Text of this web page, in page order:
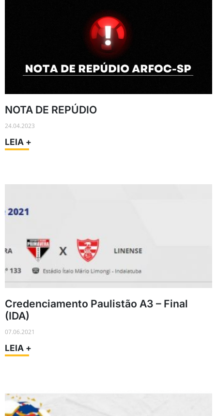
NOTA DE REPÚDIO
24.04.2023
LEIA +
Credenciamento Paulistão A3 – Final
(IDA)
07.06.2021
LEIA +